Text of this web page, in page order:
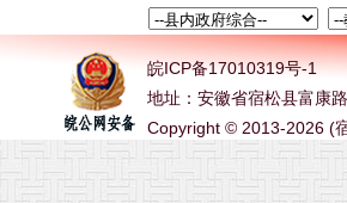
皖ICP备17010319号-1
地址：安徽省宿松县富康
Copyright © 2013-2026 (